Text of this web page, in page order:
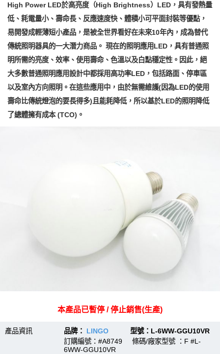
High Power LED於高亮度（High Brightness）LED，具有發熱量
低、耗電量小、壽命長、反應速度快、體積小可平面封裝等優點，
易開發成輕薄短小產品，是被全世界看好在未來10年內，成為替代
傳統照明器具的一大潛力商品。 現在的照明應用LED，具有普通照
明所需的亮度、效率、使用壽命、色溫以及白點穩定性。因此，絕
大多數普通照明應用設計中都採用高功率LED，包括路面、停車區
以及室內方向照明。在這些應用中，由於無需維護(因為LED的使用
壽命比傳統燈泡的要長得多)且能耗降低，所以基於LED的照明降低
了總體擁有成本 (TCO)。
本產品已暫停 / 停止銷售(生產)
產品資訊 品牌： LINGO 型號：L-6WW-GGU10VR
訂購編號：#A8749 條碼/廠家型號 ：F #L-
6WW-GGU10VR